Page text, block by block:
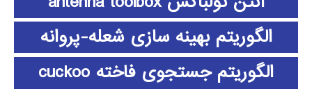
الگوریتم بهینه سازی شعله-پروانه
الگوریتم جستجوی فاخته cuckoo